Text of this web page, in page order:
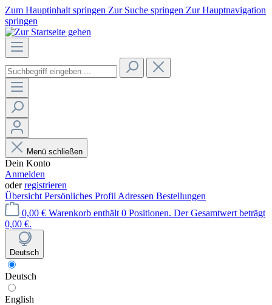
Zum Hauptinhalt springen Zur Suche springen Zur Hauptnavigation
springen
Menü schließen
Dein Konto
Anmelden
oderregistrieren
Übersicht Persönliches Profil Adressen Bestellungen
0,00 € Warenkorb enthält 0 Positionen. Der Gesamtwert beträgt
0,00 €.
Deutsch
Deutsch
English